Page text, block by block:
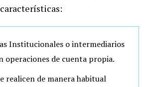
Institucionales o intermediarios
operaciones de cuenta propia.
realicen de manera habitual